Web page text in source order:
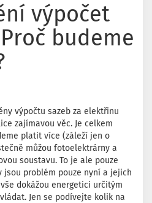
výpočet
budeme
výpočtu sazeb za elektřinu
zajímavou věc. Je celkem
platit více (záleží jen o
můžou fotoelektrárny a
soustavu. To je ale pouze
jsou problém pouze nyní a jejich
dokážou energetici určitým
Jen se podívejte kolik na